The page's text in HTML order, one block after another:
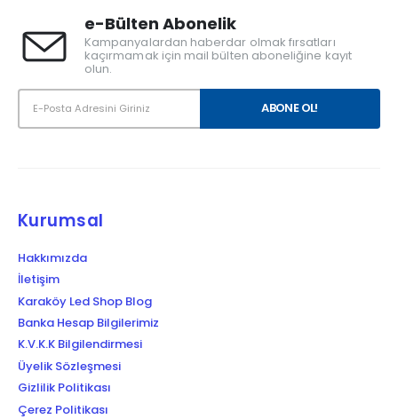
e-Bülten Abonelik
Kampanyalardan haberdar olmak fırsatları
kaçırmamak için mail bülten aboneliğine kayıt
olun.
Kurumsal
Hakkımızda
İletişim
Karaköy Led Shop Blog
Banka Hesap Bilgilerimiz
K.V.K.K Bilgilendirmesi
Üyelik Sözleşmesi
Gizlilik Politikası
Çerez Politikası